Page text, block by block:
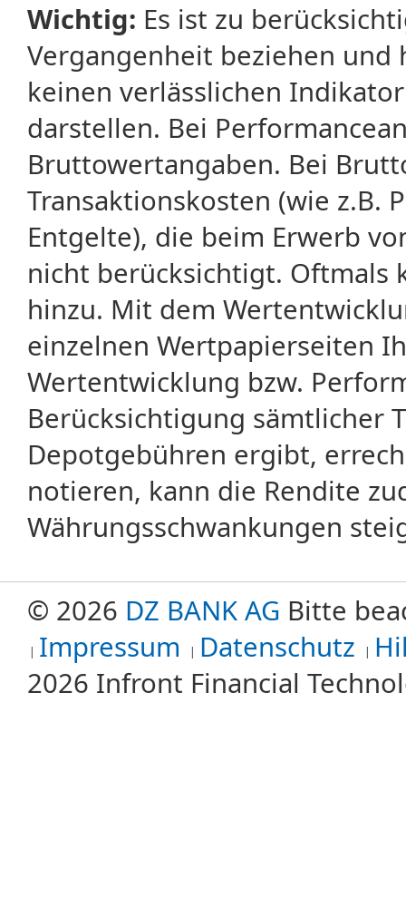
Wichtig: Es ist zu
Vergangenheit beziehen
keinen verlässlichen
darstellen. Bei
Bruttowertangaben. Bei
Transaktionskosten (wie z.B.
Entgelte), die beim Erwerb
nicht berücksichtigt. Oftmals
hinzu. Mit dem
einzelnen Wertpapierseiten
Wertentwicklung bzw.
Berücksichtigung sämtlicher
Depotgebühren ergibt,
notieren, kann die Rendite
Währungsschwankungen
© 2026 DZ BANK AG Bitte
Impressum
Datenschutz
2026 Infront Financial